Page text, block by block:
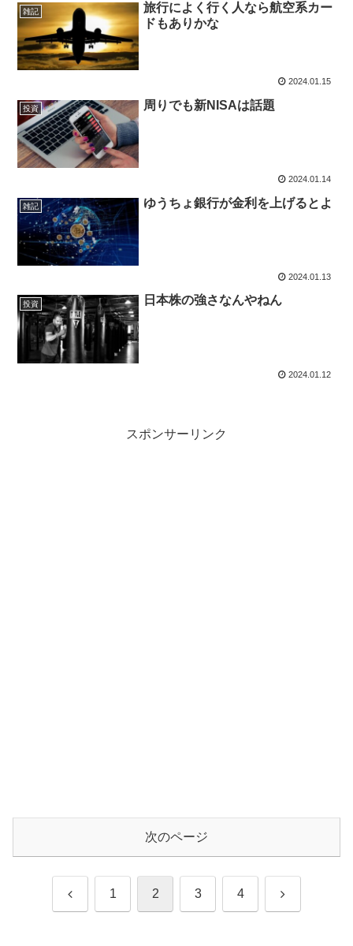
雑記
旅行によく行く人なら航空系カー
ドもありかな
2024.01.15
投資 周りでも新NISAは話題
2024.01.14
雑記 ゆうちょ銀行が金利を上げるとよ
2024.01.13
投資 日本株の強さなんやねん
2024.01.12
スポンサーリンク
次のページ
前 1 2 3 4 次